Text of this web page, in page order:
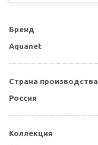
Бренд
Aquanet
Страна производства
Россия
Коллекция